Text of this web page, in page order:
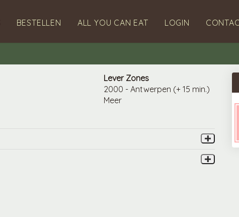
BESTELLEN ALL YOU CAN EAT LOGIN
Lever Zones
2000 - Antwerpen (+ 15 min.)
Meer